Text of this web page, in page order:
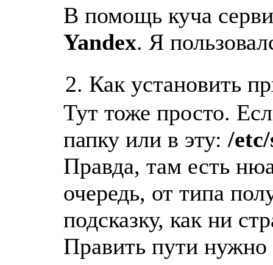
В помощь куча
Yandex. Я
2. Как установить
Тут тоже просто.
папку или в эту: /
Правда, там есть
очередь, от типа
подсказку, как ни
Править пути